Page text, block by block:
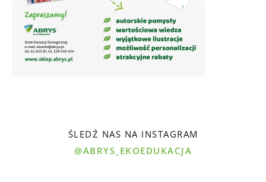
ŚLEDŹ NAS NA INSTAGRAM
@ABRYS_EKOEDUKACJA